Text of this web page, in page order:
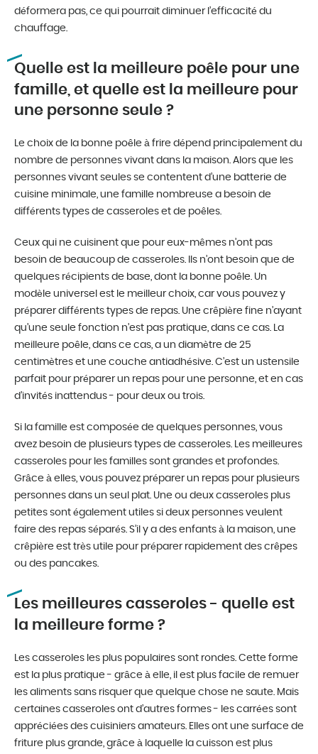
déformera pas, ce qui pourrait diminuer l’efficacité du
chauffage.
Quelle est la meilleure poêle pour une
famille, et quelle est la meilleure pour
une personne seule ?
Le choix de la bonne poêle à frire dépend principalement du
nombre de personnes vivant dans la maison. Alors que les
personnes vivant seules se contentent d’une batterie de
cuisine minimale, une famille nombreuse a besoin de
différents types de casseroles et de poêles.
Ceux qui ne cuisinent que pour eux-mêmes n’ont pas
besoin de beaucoup de casseroles. Ils n’ont besoin que de
quelques récipients de base, dont la bonne poêle. Un
modèle universel est le meilleur choix, car vous pouvez y
préparer différents types de repas. Une crêpière fine n’ayant
qu’une seule fonction n’est pas pratique, dans ce cas. La
meilleure poêle, dans ce cas, a un diamètre de 25
centimètres et une couche antiadhésive. C’est un ustensile
parfait pour préparer un repas pour une personne, et en cas
d’invités inattendus - pour deux ou trois.
Si la famille est composée de quelques personnes, vous
avez besoin de plusieurs types de casseroles. Les meilleures
casseroles pour les familles sont grandes et profondes.
Grâce à elles, vous pouvez préparer un repas pour plusieurs
personnes dans un seul plat. Une ou deux casseroles plus
petites sont également utiles si deux personnes veulent
faire des repas séparés. S’il y a des enfants à la maison, une
crêpière est très utile pour préparer rapidement des crêpes
ou des pancakes.
Les meilleures casseroles - quelle est
la meilleure forme ?
Les casseroles les plus populaires sont rondes. Cette forme
est la plus pratique - grâce à elle, il est plus facile de remuer
les aliments sans risquer que quelque chose ne saute. Mais
certaines casseroles ont d’autres formes - les carrées sont
appréciées des cuisiniers amateurs. Elles ont une surface de
friture plus grande, grâce à laquelle la cuisson est plus